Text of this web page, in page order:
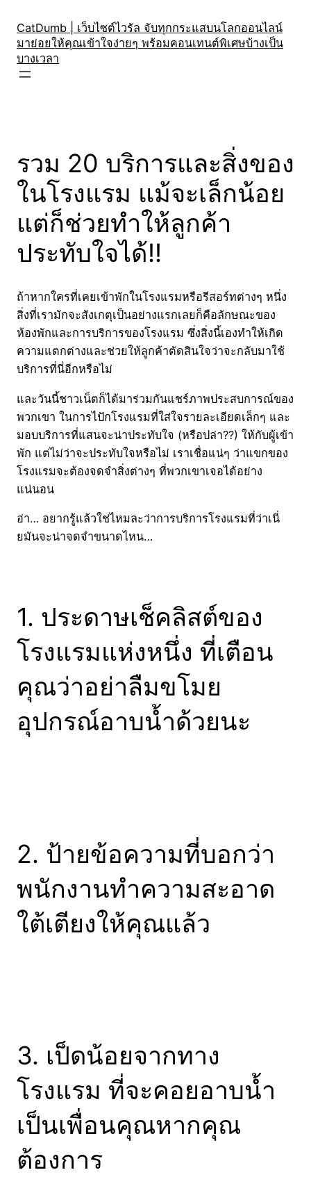
content
CatDumb | เว็บไซต์ไวรัล จับทุกกระแสบนโลกออนไลน์
มาย่อยให้คุณเข้าใจง่ายๆ พร้อมคอนเทนต์พิเศษบ้างเป็น
บางเวลา
รวม 20 บริการและสิ่งของ
ในโรงแรม แม้จะเล็กน้อย
แต่ก็ช่วยทำให้ลูกค้า
ประทับใจได้!!
ถ้าหากใครที่เคยเข้าพักในโรงแรมหรือรีสอร์ทต่างๆ หนึ่ง
สิ่งที่เรามักจะสังเกตุเป็นอย่างแรกเลยก็คือลักษณะของ
ห้องพักและการบริการของโรงแรม ซึ่งสิ่งนี้เองทำให้เกิด
ความแตกต่างและช่วยให้ลูกค้าตัดสินใจว่าจะกลับมาใช้
บริการที่นี่อีกหรือไม่
และวันนี้ชาวเน็ตก็ได้มาร่วมกันแชร์ภาพประสบการณ์ของ
พวกเขา ในการไปักโรงแรมที่ใส่ใจรายละเอียดเล็กๆ และ
มอบบริการที่แสนจะน่าประทับใจ (หรือปล่า??) ให้กับผู้เข้า
พัก แต่ไม่ว่าจะประทับใจหรือไม่ เราเชื่อแน่ๆ ว่าแขกของ
โรงแรมจะต้องจดจำสิ่งต่างๆ ที่พวกเขาเจอได้อย่าง
แน่นอน
อ่า… อยากรู้แล้วใช่ไหมละว่าการบริการโรงแรมที่ว่าเนี่
ยมันจะน่าจดจำขนาดไหน…
1. ประดาษเช็คลิสต์ของ
โรงแรมแห่งหนึ่ง ที่เตือน
คุณว่าอย่าลืมขโมย
อุปกรณ์อาบน้ำด้วยนะ
2. ป้ายข้อความที่บอกว่า
พนักงานทำความสะอาด
ใต้เตียงให้คุณแล้ว
3. เป็ดน้อยจากทาง
โรงแรม ที่จะคอยอาบน้ำ
เป็นเพื่อนคุณหากคุณ
ต้องการ